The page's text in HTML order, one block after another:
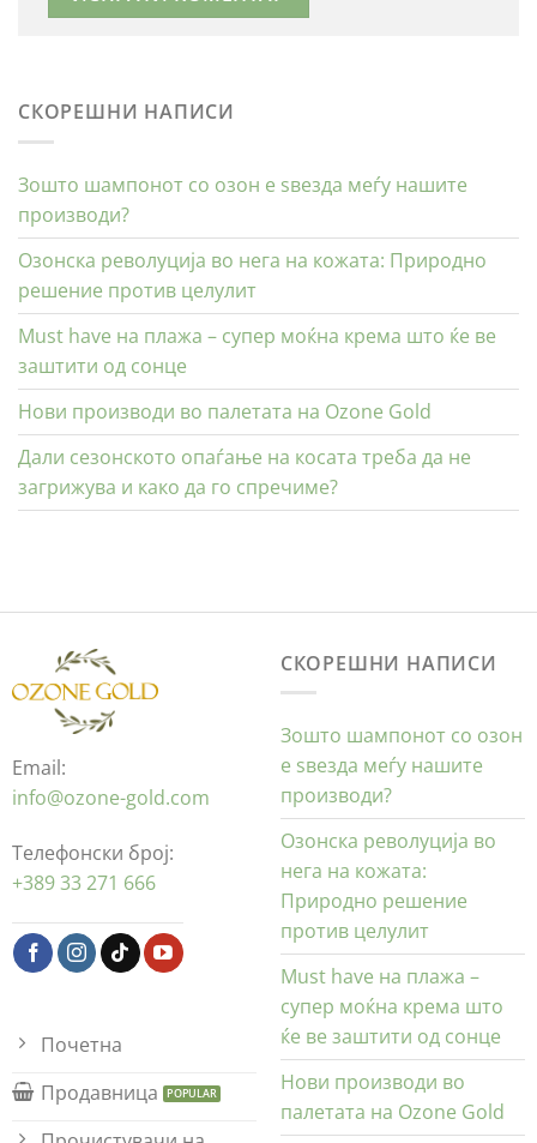
СКОРЕШНИ НАПИСИ
Зошто шампонот со озон е ѕвезда меѓу нашите
производи?
Озонска револуција во нега на кожата: Природно
решение против целулит
Must have на плажа – супер моќна крема што ќе ве
заштити од сонце
Нови производи во палетата на Ozone Gold
Дали сезонското опаѓање на косата треба да не
загрижува и како да го спречиме?
Email:
info@ozone-gold.com
Телефонски број:
+389 33 271 666
Почетна
Продавница
СКОРЕШНИ НАПИСИ
Зошто шампонот со озон
е ѕвезда меѓу нашите
производи?
Озонска револуција во
нега на кожата:
Природно решение
против целулит
Must have на плажа –
супер моќна крема што
ќе ве заштити од сонце
Нови производи во
палетата на Ozone Gold